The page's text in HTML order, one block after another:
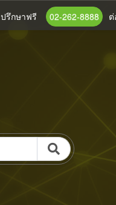
ปรึกษาฟรี 02-262-8888